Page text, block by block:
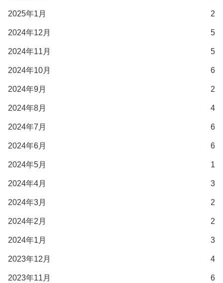
2025年1月 2
2024年12月 5
2024年11月 5
2024年10月 6
2024年9月 2
2024年8月 4
2024年7月 6
2024年6月 6
2024年5月 1
2024年4月 3
2024年3月 2
2024年2月 2
2024年1月 3
2023年12月 4
2023年11月 6